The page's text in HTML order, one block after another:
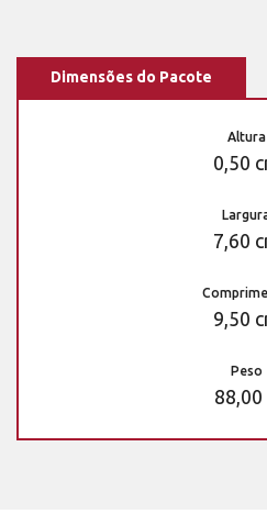
Dimensões do Pacote
Altura
0,50
7,60
9,50
Peso
88,00